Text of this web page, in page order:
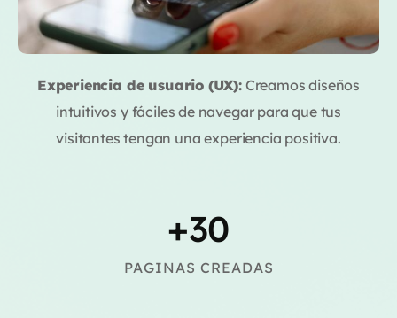
Experiencia de usuario (UX):Creamos diseños
intuitivos y fáciles de navegar para que tus
visitantes tengan una experiencia positiva.
PAGINAS CREADAS
+30